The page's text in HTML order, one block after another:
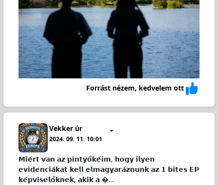
Forrást nézem, kedvelem ott
Vekker úr
2024. 09. 11. 10:01
𝗠𝗶𝗲́𝗿𝘁 𝘃𝗮𝗻 𝗮𝘇 𝗽𝗶𝗻𝘁𝘆𝗼̋𝗸𝗲́𝗶𝗺, 𝗵𝗼𝗴𝘆 𝗶𝗹𝘆𝗲𝗻
𝗲𝘃𝗶𝗱𝗲𝗻𝗰𝗶𝗮́𝗸𝗮𝘁 𝗸𝗲𝗹𝗹 𝗲𝗹𝗺𝗮𝗴𝘆𝗮𝗿𝗮́𝘇𝗻𝘂𝗻𝗸 𝗮𝘇 𝟭 𝗯𝗶𝘁𝗲𝘀 𝗘𝗣
𝗸𝗲́𝗽𝘃𝗶𝘀𝗲𝗹𝗼̋𝗸𝗻𝗲𝗸, 𝗮𝗸𝗶𝗸 𝗮 �…